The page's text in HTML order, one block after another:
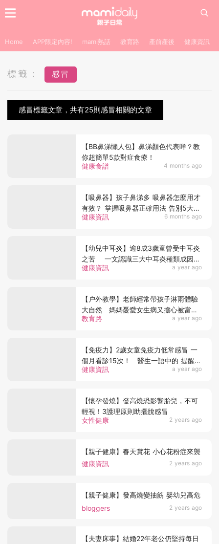
Home APP限定內容! mami熱話 教育路 產前產後 健康資訊
標籤： 感冒
感冒標籤文章，共有25則感冒相關的文章
健康食譜 4 months ago
【BB鼻涕懶人包】鼻涕顏色代表咩？教
你超簡單5款對症食療！
健康資訊 6 months ago
【吸鼻器】孩子鼻涕多 吸鼻器怎麼用才
有效？ 掌握吸鼻器正確用法 告別5大使
用誤區
健康資訊 a year ago
【幼兒中耳炎】逾8成3歲童曾受中耳炎
之苦 一文認識三大中耳炎種類成因及
徵狀
教育路 a year ago
【户外教學】老師經常帶孩子淋雨體驗
大自然 媽媽憂愛女生病又擔心被當怪
獸家長
健康資訊 a year ago
【免疫力】2歲女童免疫力低常感冒 一
個月看診15次！ 醫生一語中的 提醒5
症狀大人小孩要注意
女性健康 2 years ago
【懷孕發燒】發高燒恐影響胎兒，不可
輕視！3護理原則助擺脫感冒
健康資訊 2 years ago
【親子健康】春天賞花 小心花粉症來襲
bloggers 2 years ago
【親子健康】發高燒變抽筋 嬰幼兒高危
【夫妻床事】結婚22年老公仍堅持每日